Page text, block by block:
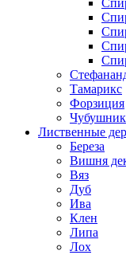
Тамарикс
Форзиция
Чубушник
Лиственные
Береза
Вишня
Вяз
Дуб
Ива
Клен
Липа
Лох